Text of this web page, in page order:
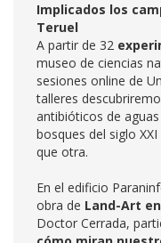
Implicados los
Teruel
A partir de 32
museo de ciencias
sesiones online de
talleres
antibióticos de
bosques del siglo
que otra.
En el edificio
obra de Land-Art
Doctor Cerrada,